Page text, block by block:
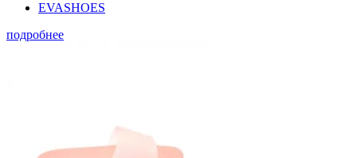
EVASHOES
подробнее